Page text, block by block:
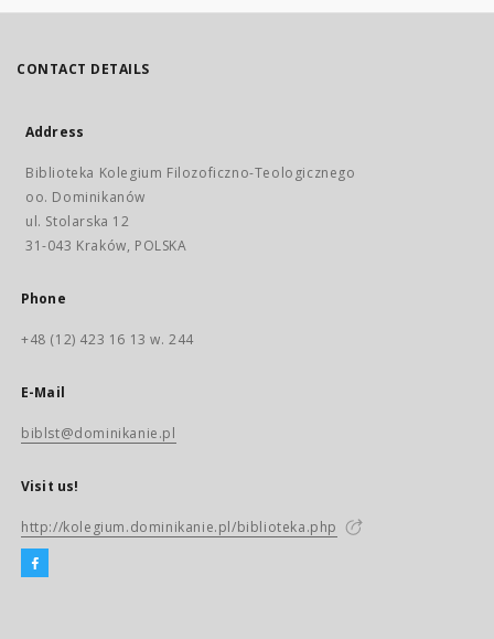
CONTACT DETAILS
Address
Biblioteka Kolegium Filozoficzno-Teologicznego
oo. Dominikanów
ul. Stolarska 12
31-043 Kraków, POLSKA
Phone
+48 (12) 423 16 13 w. 244
E-Mail
biblst@dominikanie.pl
Visit us!
http://kolegium.dominikanie.pl/biblioteka.php